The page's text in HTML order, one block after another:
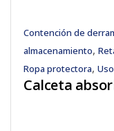
Contención de
almacenamiento,
Ropa protectora,
Calceta